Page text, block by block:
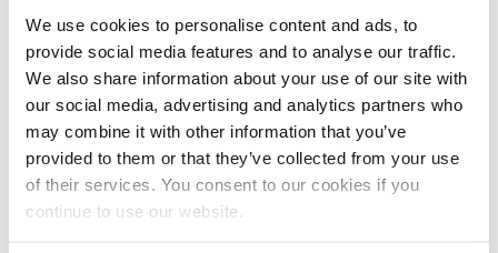
We use cookies to personalise content and ads, to
provide social media features and to analyse our traffic.
We also share information about your use of our site with
our social media, advertising and analytics partners who
may combine it with other information that you’ve
provided to them or that they’ve collected from your use
of their services. You consent to our cookies if you
continue to use our website.
© WZV / TROX GmbH
Elementarer Bestandteil dieser Systeme sind Lüftungs- und
Entrauchungsanlagen mit Tunnelklappen aus Edelstahl Rostfrei. Sie
tragen maßgeblich dazu bei, die Zeitspanne zur Selbstrettung zu
verlängern und eine schnellere Brandbekämpfung zu ermöglichen.
Sobald Brandmelder Rauch bemerken, öffnen sich ferngesteuert in
unmittelbarer Nähe des Brandherds zwei bis drei Tunnelklappen,
während alle anderen Lüftungsklappen hochdicht verschlossen
werden. Gleichzeitig stellen sich die Absaugventilatoren